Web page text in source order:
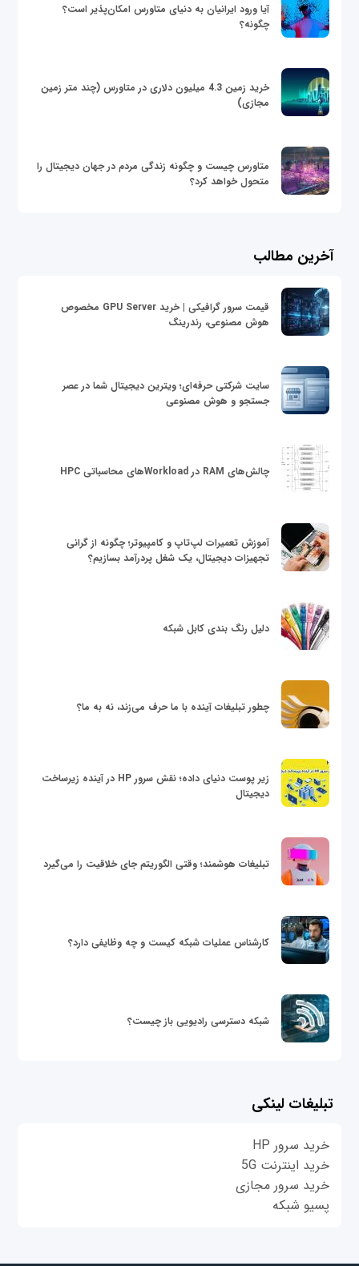
آیا ورود ایرانیان به دنیای متاورس امکان‌پذیر است؟
چگونه؟
خرید زمین 4.3 میلیون دلاری در متاورس (چند متر زمین
مجازی)
متاورس چیست و چگونه زندگی مردم در جهان دیجیتال را
متحول خواهد کرد؟
آخرین مطالب
قیمت سرور گرافیکی | خرید GPU Server مخصوص
هوش مصنوعی، رندرینگ
سایت شرکتی حرفه‌ای؛ ویترین دیجیتال شما در عصر
جستجو و هوش مصنوعی
چالش‌های RAM در Workloadهای محاسباتی HPC
آموزش تعمیرات لپ‌تاپ و کامپیوتر؛ چگونه از گرانی
تجهیزات دیجیتال، یک شغل پردرآمد بسازیم؟
دلیل رنگ بندی کابل شبکه
چطور تبلیغات آینده با ما حرف می‌زند، نه به ما؟
زیر پوست دنیای داده؛ نقش سرور HP در آینده زیرساخت
دیجیتال
تبلیغات هوشمند؛ وقتی الگوریتم جای خلاقیت را می‌گیرد
کارشناس عملیات شبکه کیست و چه وظایفی دارد؟
شبکه دسترسی رادیویی باز چیست؟
تبلیغات لینکی
خرید سرور HP
خرید اینترنت 5G
خرید سرور مجازی
پسیو شبکه